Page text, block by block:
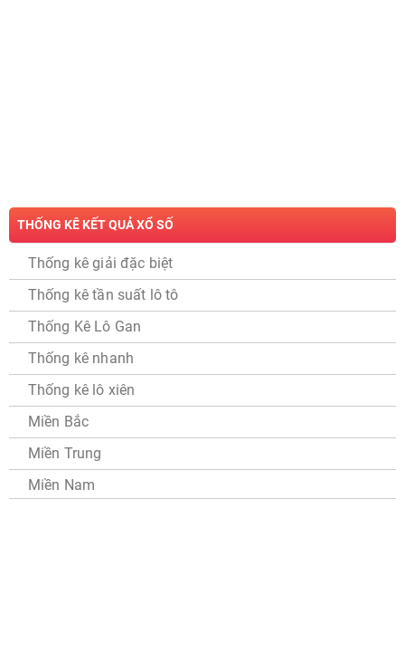
THỐNG KÊ KẾT QUẢ XỔ SỐ
Thống kê giải đặc biệt
Thống kê tần suất lô tô
Thống Kê Lô Gan
Thống kê nhanh
Thống kê lô xiên
Miền Bắc
Miền Trung
Miền Nam